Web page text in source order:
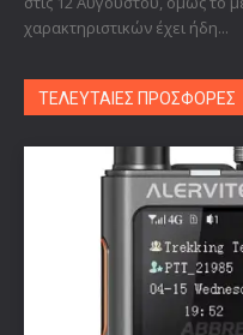
χαρακτηριστικών έχει ήδη...
ΤΕΛΕΥΤΑΙΕΣ ΠΡΟΣΦΟΡΕΣ